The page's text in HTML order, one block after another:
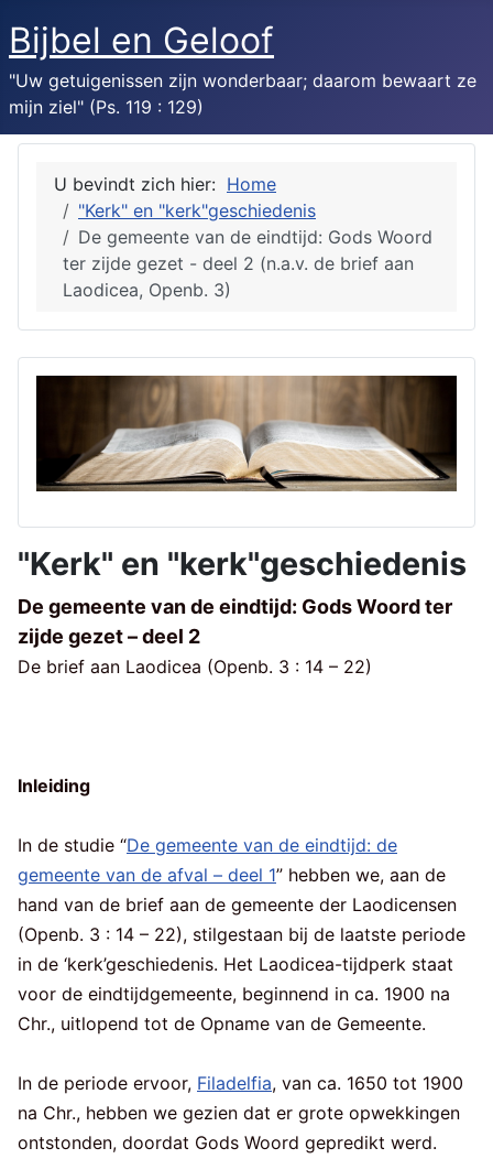
Bijbel en Geloof
"Uw getuigenissen zijn wonderbaar; daarom bewaart ze
mijn ziel" (Ps. 119 : 129)
U bevindt zich hier: Home
"Kerk" en "kerk"geschiedenis
De gemeente van de eindtijd: Gods Woord
ter zijde gezet - deel 2 (n.a.v. de brief aan
Laodicea, Openb. 3)
"Kerk" en "kerk"geschiedenis
De gemeente van de eindtijd: Gods Woord ter
zijde gezet – deel 2
De brief aan Laodicea (Openb. 3 : 14 – 22)
Inleiding
In de studie “De gemeente van de eindtijd: de
gemeente van de afval – deel 1” hebben we, aan de
hand van de brief aan de gemeente der Laodicensen
(Openb. 3 : 14 – 22), stilgestaan bij de laatste periode
in de ‘kerk’geschiedenis. Het Laodicea-tijdperk staat
voor de eindtijdgemeente, beginnend in ca. 1900 na
Chr., uitlopend tot de Opname van de Gemeente.
In de periode ervoor, Filadelfia, van ca. 1650 tot 1900
na Chr., hebben we gezien dat er grote opwekkingen
ontstonden, doordat Gods Woord gepredikt werd.